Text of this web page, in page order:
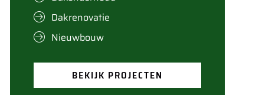
Dakrenovatie
Nieuwbouw
BEKIJK PROJECTEN